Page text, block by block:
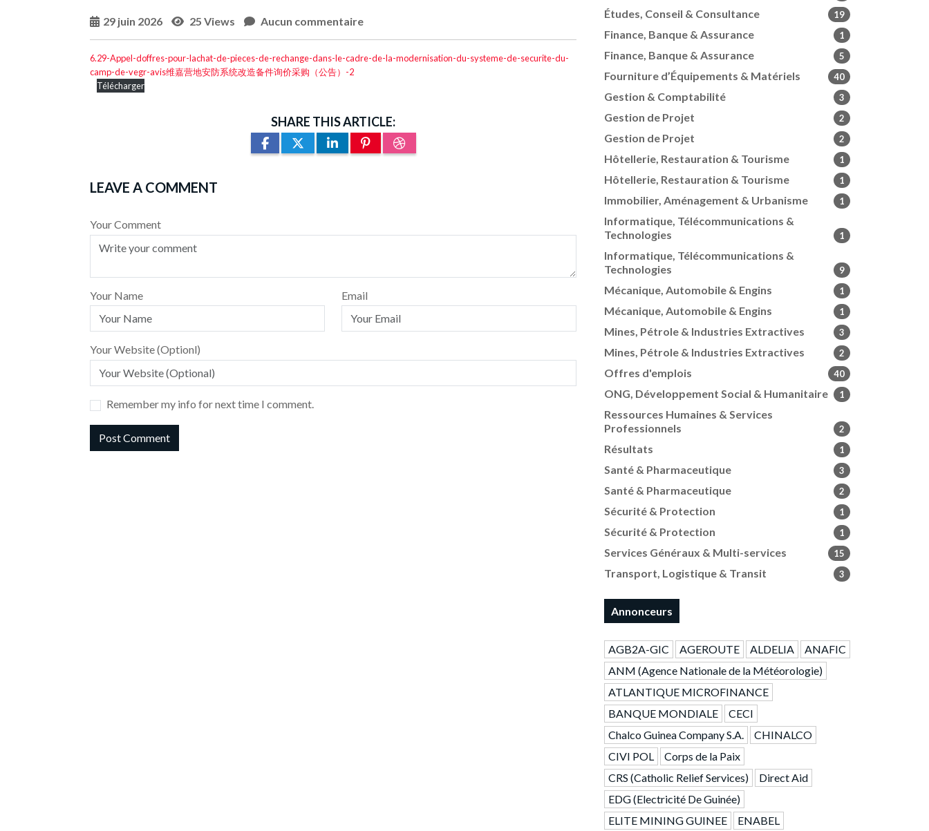
29 juin 2026 25 Views Aucun commentaire
6.29-Appel-doffres-pour-lachat-de-pieces-de-rechange-dans-le-cadre-de-la-modernisation-du-systeme-de-securite-du-
camp-de-vegr-avis维嘉营地安防系统改造备件询价采购（公告）-2
Télécharger
SHARE THIS ARTICLE:
LEAVE A COMMENT
Your Comment
Your Name Email
Your Website (Optionl)
Remember my info for next time I comment.
Études, Conseil & Consultance 19
Finance, Banque & Assurance 1
Finance, Banque & Assurance 5
Fourniture d’Équipements & Matériels 40
Gestion & Comptabilité 3
Gestion de Projet 2
Gestion de Projet 2
Hôtellerie, Restauration & Tourisme 1
Hôtellerie, Restauration & Tourisme 1
Immobilier, Aménagement & Urbanisme 1
Informatique, Télécommunications &
Technologies
1
Informatique, Télécommunications &
Technologies
9
Mécanique, Automobile & Engins 1
Mécanique, Automobile & Engins 1
Mines, Pétrole & Industries Extractives 3
Mines, Pétrole & Industries Extractives 2
Offres d'emplois 40
ONG, Développement Social & Humanitaire 1
Ressources Humaines & Services
Professionnels
2
Résultats 1
Santé & Pharmaceutique 3
Santé & Pharmaceutique 2
Sécurité & Protection 1
Sécurité & Protection 1
Services Généraux & Multi-services 15
Transport, Logistique & Transit 3
Annonceurs
AGB2A-GIC AGEROUTE ALDELIA
ANAFIC
ANM (Agence Nationale de la Météorologie)
ATLANTIQUE MICROFINANCE
BANQUE MONDIALE
CECI
Chalco Guinea Company S.A.
CHINALCO
CIVI POL
Corps de la Paix
CRS (Catholic Relief Services)
Direct Aid
EDG (Electricité De Guinée)
ELITE MINING GUINEE
ENABEL